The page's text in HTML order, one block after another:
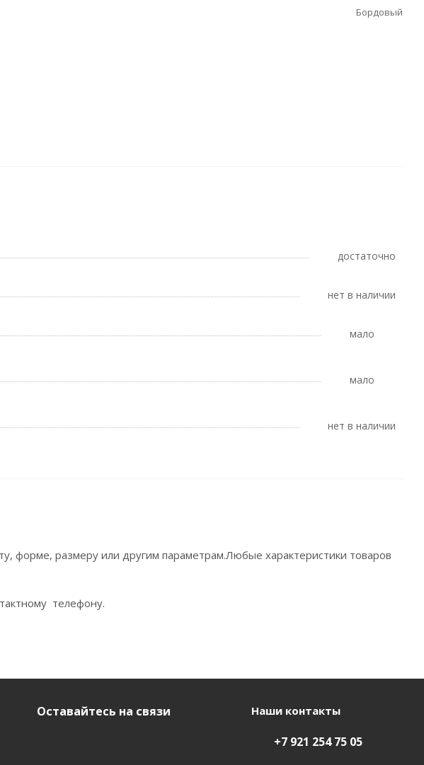
Бордовый
Достаточно
Нет в наличии
Мало
Мало
Нет в наличии
форме, размеру или другим параметрам.Любые характеристики товаров
телефону.
Оставайтесь на связи Наши контакты
+7 921 254 75 05